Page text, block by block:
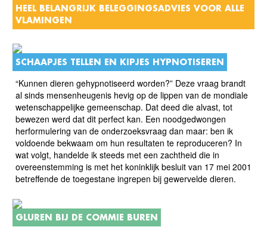
HEEL BELANGRIJK BELEGGINGSADVIES VOOR ALLE
VLAMINGEN
SCHAAPJES TELLEN EN KIPJES HYPNOTISEREN
“Kunnen dieren gehypnotiseerd worden?” Deze vraag brandt
al sinds mensenheugenis hevig op de lippen van de mondiale
wetenschappelijke gemeenschap. Dat deed die alvast, tot
bewezen werd dat dit perfect kan. Een noodgedwongen
herformulering van de onderzoeksvraag dan maar: ben ik
voldoende bekwaam om hun resultaten te reproduceren? In
wat volgt, handelde ik steeds met een zachtheid die in
overeenstemming is met het koninklijk besluit van 17 mei 2001
betreffende de toegestane ingrepen bij gewervelde dieren.
GLUREN BIJ DE COMMIE BUREN